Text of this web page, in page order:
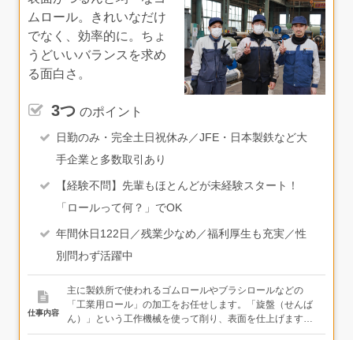
ムロール。きれいなだけ
でなく、効率的に。ちょ
うどいいバランスを求め
る面白さ。
3つ のポイント
日勤のみ・完全土日祝休み／JFE・日本製鉄など大
手企業と多数取引あり
【経験不問】先輩もほとんどが未経験スタート！
「ロールって何？」でOK
年間休日122日／残業少なめ／福利厚生も充実／性
別問わず活躍中
仕事内容
主に製鉄所で使われるゴムロールやブラシロールなどの
「工業用ロール」の加工をお任せします。「旋盤（せんば
ん）」という工作機械を使って削り、表面を仕上げます。
※旋盤とは：材料を回転させ、刃物で削る機械のこと＜加